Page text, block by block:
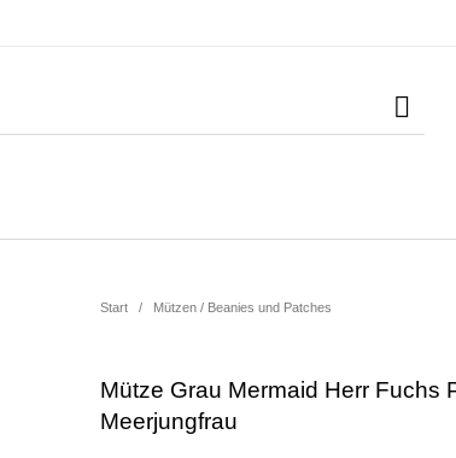
Taschen/Turnbeutel Tassen
Start / Mützen / Beanies und Patches
Mütze Grau Mermaid Herr Fuchs
Meerjungfrau